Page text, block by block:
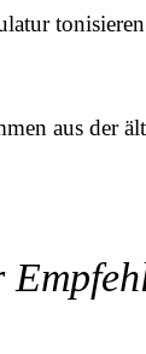
aus der